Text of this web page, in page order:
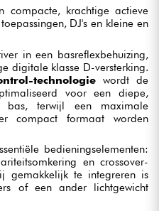
compacte, krachtige actieve
DJ's en kleine en
in een basreflexbehuizing,
digitale klasse D-versterking.
technologiewordt de
voor een diepe,
bas, terwijl een maximale
compact formaat worden
bedieningselementen:
en crossover-
gemakkelijk te integreren is
of een ander lichtgewicht